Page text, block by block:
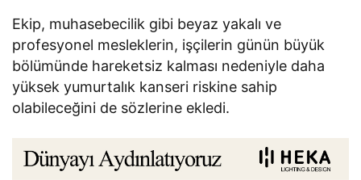
Ekip, muhasebecilik gibi beyaz yakalı ve
profesyonel mesleklerin, işçilerin günün büyük
bölümünde hareketsiz kalması nedeniyle daha
yüksek yumurtalık kanseri riskine sahip
olabileceğini de sözlerine ekledi.